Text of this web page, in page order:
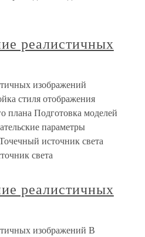
реалистичных
изображений
стиля отображения
плана Подготовка моделей
параметры
источник света
света
реалистичных
изображений В